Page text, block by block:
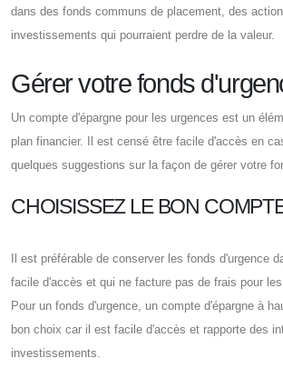
dans des fonds communs de placement, des
investissements qui pourraient perdre de la valeur.
Gérer votre fonds
Un compte d'épargne pour les urgences est un
plan financier. Il est censé être facile d'accès en
quelques suggestions sur la façon de gérer votre
CHOISISSEZ LE BON
Il est préférable de conserver les fonds d'urgence
facile d'accès et qui ne facture pas de frais pour
Pour un fonds d'urgence, un compte d'épargne à
bon choix car il est facile d'accès et rapporte des
investissements.